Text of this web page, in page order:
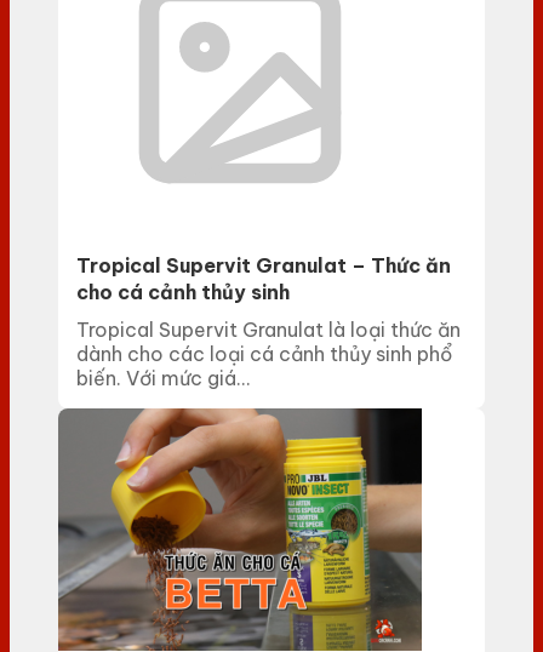
Tropical Supervit Granulat – Thức ăn
cho cá cảnh thủy sinh
Tropical Supervit Granulat là loại thức ăn
dành cho các loại cá cảnh thủy sinh phổ
biến. Với mức giá...